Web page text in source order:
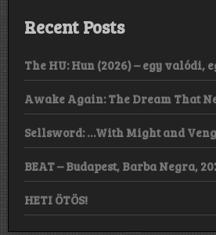
Recent Posts
The HU: Hun (2026) – egy valódi,
Awake Again: The Dream That
Sellsword: …With Might and
BEAT – Budapest, Barba Negra,
HETI ÖTÖS!